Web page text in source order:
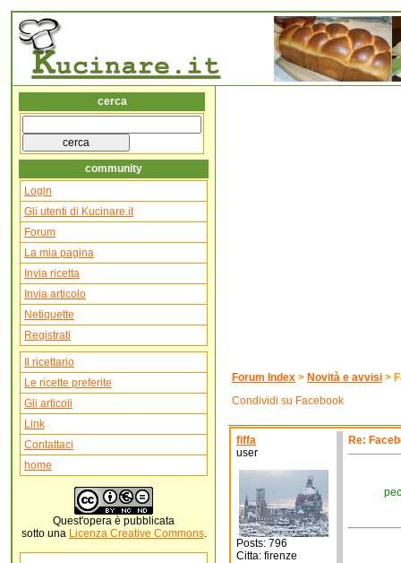
cerca
community
Login
Gli utenti di Kucinare.it
Forum
La mia pagina
Invia ricetta
Invia articolo
Netiquette
Registrati
Il ricettario
Le ricette preferite
Gli articoli
Link
Contattaci
home
Quest'opera è pubblicata
sotto una Licenza Creative Commons.
Forum Index > Novità e avvisi >
Condividi su Facebook
fiffa
user
Posts: 796
Citta: firenze
Re: